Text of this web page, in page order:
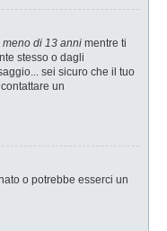
meno di 13 anni mentre ti
stesso o dagli
sei sicuro che il tuo
un
o potrebbe esserci un